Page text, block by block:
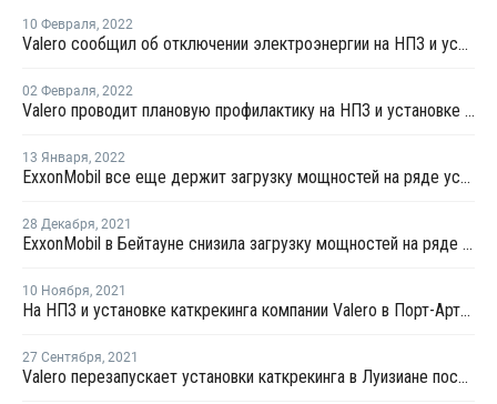
10 Февраля, 2022
Valero сообщил об отключении электроэнергии на НПЗ и установках пропилена в Хьюстоне
02 Февраля, 2022
Valero проводит плановую профилактику на НПЗ и установке каткрекинга в Техасе
13 Января, 2022
ExxonMobil все еще держит загрузку мощностей на ряде установок в Бейтауне на низком уровне после пожара
28 Декабря, 2021
ExxonMobil в Бейтауне снизила загрузку мощностей на ряде установок в Бейтауне после пожара
10 Ноября, 2021
На НПЗ и установке каткрекинга компании Valero в Порт-Артуре произошел технологический сбой
27 Сентября, 2021
Valero перезапускает установки каткрекинга в Луизиане после урагана "Ида"